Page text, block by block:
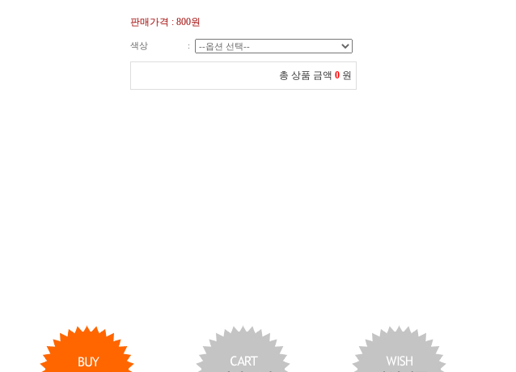
판매가격 : 800원
색상 :
총 상품 금액 0 원